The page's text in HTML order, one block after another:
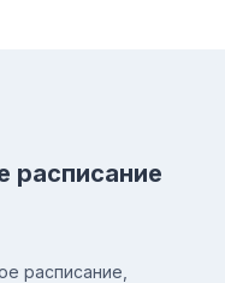
расписание
расписание,